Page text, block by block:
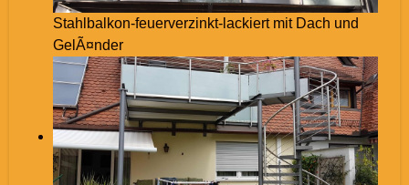
Stahlbalkon-feuerverzinkt-lackiert mit Dach und
GelÃ¤nder